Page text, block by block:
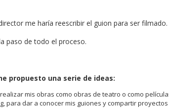
me haría reescribir el guion para ser filmado.
paso de todo el proceso.
propuesto una serie de ideas:
mis obras como obras de teatro o como
para dar a conocer mis guiones y compartir proyectos